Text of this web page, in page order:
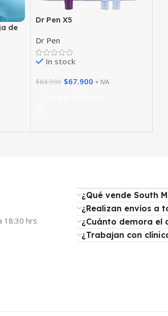
de
Dr Pen X5
Dr Pen
In stock
$84.900 $67.900 + IVA
18:30 hrs
¿Qué vende South
¿Realizan envíos a
¿Cuánto demora el
¿Trabajan con